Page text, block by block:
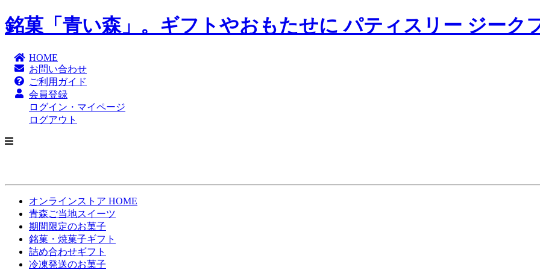
銘菓「青い森」。ギフトやおもたせに パティスリー ジーク
HOME
お問い合わせ
ご利用ガイド
会員登録
ログイン・マイページ
ログアウト
オンラインストア HOME
青森ご当地スイーツ
期間限定のお菓子
銘菓・焼菓子ギフト
詰め合わせギフト
冷凍発送のお菓子